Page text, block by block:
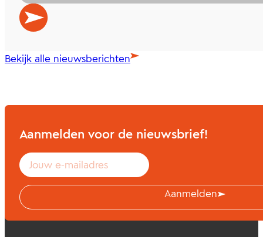
Bekijk alle nieuwsberichten
Aanmelden voor de nieuwsbrief!
Aanmelden